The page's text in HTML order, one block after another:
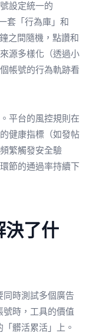
設定統一的
套「行為庫」和
之間隨機，點讚和
源多樣化（透過小
帳號的行為軌跡看
平台的風控規則在
健康指標（如發帖
繁觸發安全驗
節的通過率持續下
決了什
同時測試多個廣告
號時，工具的價值
髒活累活」上。